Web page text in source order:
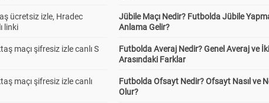
ücretsiz izle, Hradec
linki
maçı şifresiz izle canlı S
maçı şifresiz izle canlı
Jübile Maçı Nedir? Futbolda Jübile
Anlama Gelir?
Futbolda Averaj Nedir? Genel Averaj ve
Arasındaki Farklar
Futbolda Ofsayt Nedir? Ofsayt Nasıl ve
Olur?